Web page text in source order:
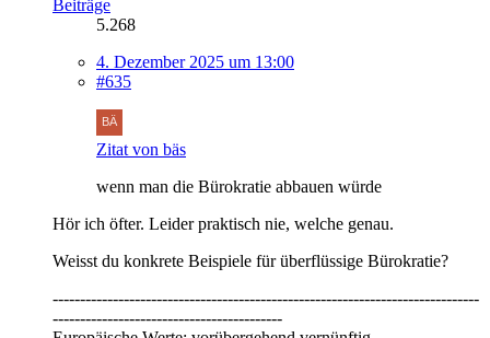
Beiträge
5.268
4. Dezember 2025 um 13:00
#635
Zitat von bäs
wenn man die Bürokratie abbauen würde
Hör ich öfter. Leider praktisch nie, welche genau.
Weisst du konkrete Beispiele für überflüssige Bürokratie?
------------------------------------------------------------------------------
------------------------------------------